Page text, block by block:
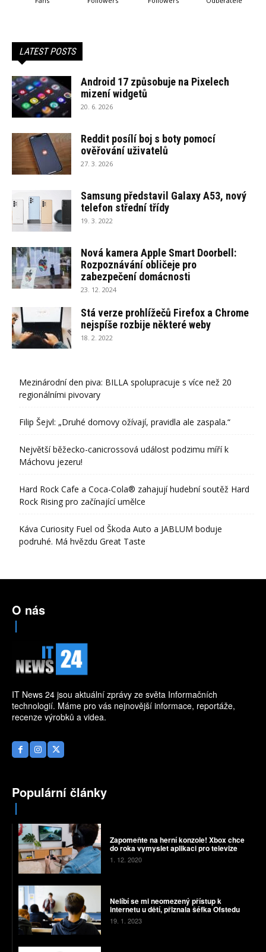
LATEST POSTS
Android 17 způsobuje na Pixelech
mizení widgetů
20. 6. 2026
Reddit posílí boj s boty pomocí
ověřování uživatelů
27. 3. 2026
Samsung představil Galaxy A53, nový
telefon střední třídy
19. 3. 2022
Nová kamera Apple Smart Doorbell:
Rozpoznávání obličeje pro
zabezpečení domácnosti
23. 12. 2024
Stá verze prohlížečů Firefox a Chrome
nejspíše rozbije některé weby
18. 2. 2022
Mezinárodní den piva: BILLA spolupracuje s více než 20
regionálními pivovary
Filip Šejvl: „Druhé domovy ožívají, pravidla ale zaspala.“
Největší běžecko-canicrossová událost podzimu míří k
Máchovu jezeru!
Hard Rock Cafe a Coca-Cola® zahajují hudební soutěž Hard
Rock Rising pro začínající umělce
Káva Curiosity Fuel od Škoda Auto a JABLUM boduje
podruhé. Má hvězdu Great Taste
O nás
IT News 24 jsou aktuální zprávy ze světa Informačních
technologií. Máme pro vás nejnovější informace, reportáže,
recenze výrobků a videa.
Populární články
Zapomeňte na herní konzole! Xbox chce
do roka vymyslet aplikaci pro televize
1. 12. 2020
Nelíbí se mi neomezený přístup k
internetu u dětí, přiznala šéfka Ofstedu
19. 1. 2023